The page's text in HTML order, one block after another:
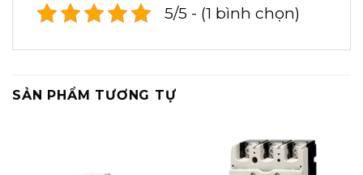
5/5 - (1 bình chọn)
SẢN PHẨM TƯƠNG TỰ